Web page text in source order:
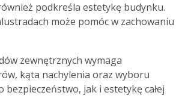
podkreśla estetykę budynku.
może pomóc w zachowaniu
zewnętrznych wymaga
kąta nachylenia oraz wyboru
jak i estetykę całej